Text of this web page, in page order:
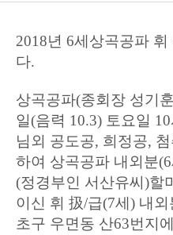
2018년 6세상곡공파 휘
다.
상곡공파(종회장 성기훈
일(음력 10.3) 토요일 10
님외 공도공, 희정공,
하여 상곡공파 내외분(6
(정경부인 서산유씨 )할
이신 휘 扱/급(7세 ) 내외
초구 우면동 산63번지